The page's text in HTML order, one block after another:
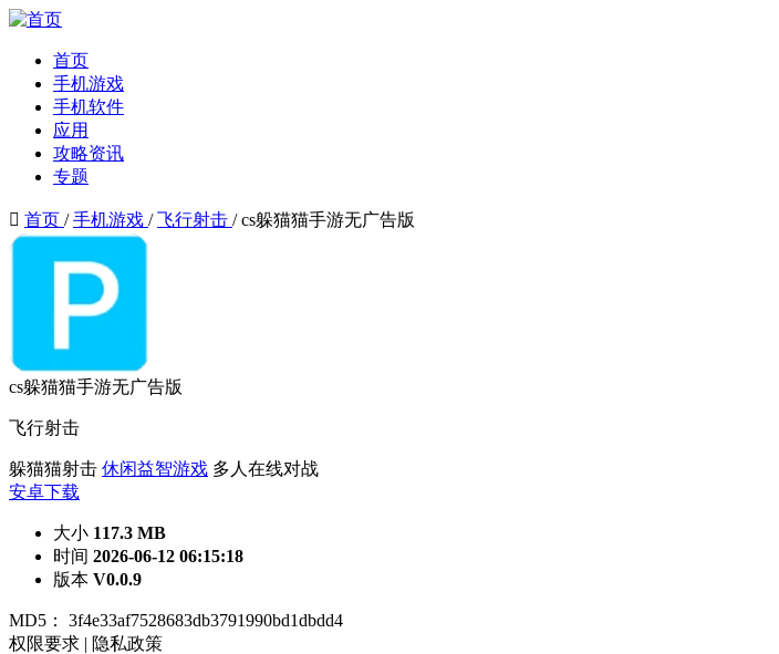
首页
手机游戏
手机软件
应用
攻略资讯
专题
 首页 / 手机游戏 / 飞行射击 / cs躲猫猫手游无广告版
cs躲猫猫手游无广告版
飞行射击
躲猫猫射击 休闲益智游戏 多人在线对战
安卓下载
大小 117.3 MB
时间 2026-06-12 06:15:18
版本 V0.0.9
MD5： 3f4e33af7528683db3791990bd1dbdd4
权限要求 | 隐私政策